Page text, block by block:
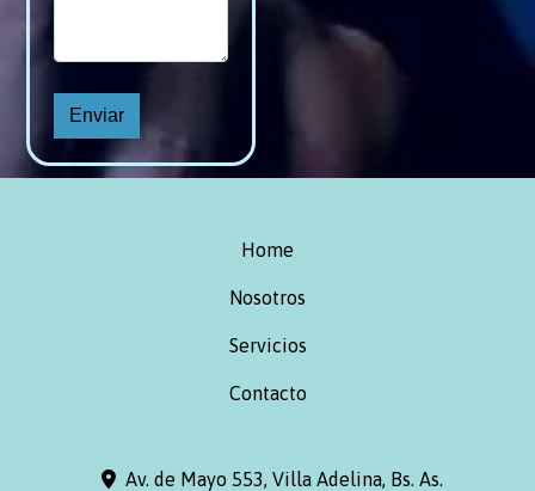
Enviar
Home
Nosotros
Servicios
Contacto
Av. de Mayo 553, Villa Adelina, Bs. As.